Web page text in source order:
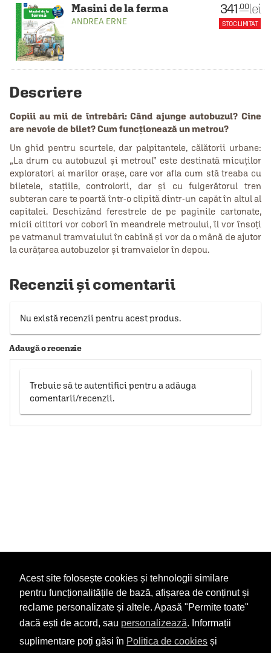
Acest site folosește cookies și tehnologii similare
pentru funcționalitățile de bază, afișarea de conținut și
reclame personalizate și altele. Apasă "Permite toate"
dacă ești de acord, sau personalizează. Informații
suplimentare poți găsi în Politica de cookies și
Masini de la ferma
ANDREA ERNE
341 .00lei
STOC LIMITAT
Descriere
Copiii au mii de întrebări: Când ajunge autobuzul? Cine
are nevoie de bilet? Cum funcționează un metrou?
Un ghid pentru scurtele, dar palpitantele, călătorii urbane:
„La drum cu autobuzul și metroul” este destinată micuților
exploratori ai marilor orașe, care vor afla cum stă treaba cu
biletele, stațiile, controlorii, dar și cu fulgerătorul tren
subteran care te poartă într-o clipită dintr-un capăt în altul al
capitalei. Deschizând ferestrele de pe paginile cartonate,
micii cititori vor coborî în meandrele metroului, îl vor însoți
pe vatmanul tramvaiului în cabină și vor da o mână de ajutor
la curățarea autobuzelor și tramvaielor în depou.
Recenzii și comentarii
Nu există recenzii pentru acest produs.
Adaugă o recenzie
Trebuie să te autentifici pentru a adăuga
comentarii/recenzii.